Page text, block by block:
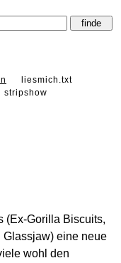
liesmich.txt
stripshow
(Ex-Gorilla Biscuits,
Glassjaw) eine neue
wohl den